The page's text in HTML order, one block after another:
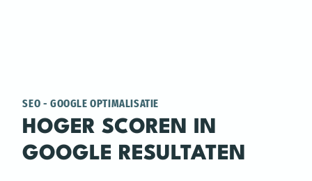
SEO - GOOGLE OPTIMALISATIE
HOGER SCOREN IN
GOOGLE RESULTATEN